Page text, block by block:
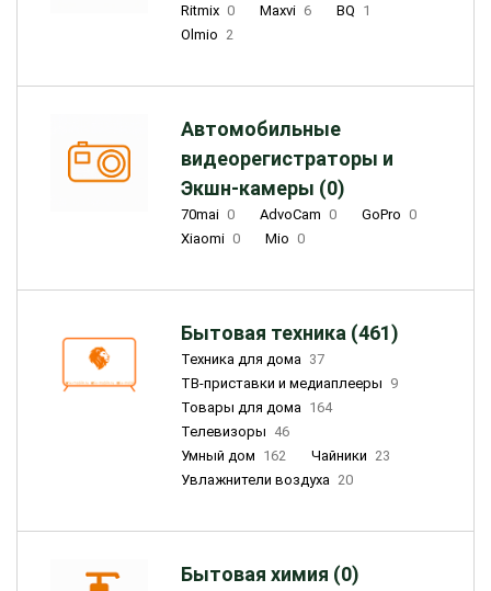
Ritmix 0 Maxvi 6 BQ 1
Olmio 2
Автомобильные
видеорегистраторы и
Экшн-камеры (0)
70mai 0 AdvoCam 0 GoPro 0
Xiaomi 0 Mio 0
Бытовая техника (461)
Техника для дома 37
ТВ-приставки и медиаплееры 9
Товары для дома 164
Телевизоры 46
Умный дом 162 Чайники 23
Увлажнители воздуха 20
Бытовая химия (0)